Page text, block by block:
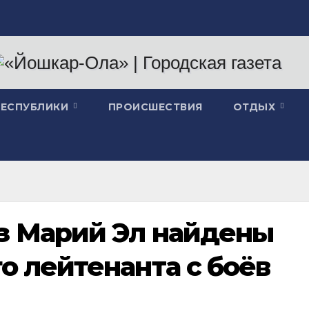
ПРОИСШЕСТВИЯ ОТДЫХ
Марий Эл найдены
лейтенанта с боёв